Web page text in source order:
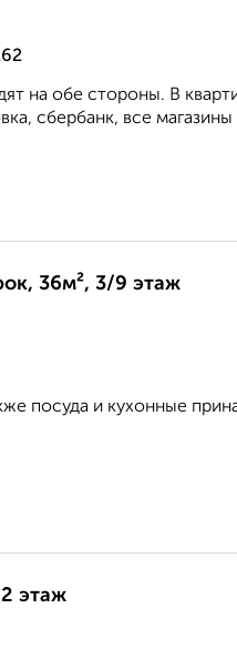
на обе стороны. В
сбербанк, все
36м², 3/9 этаж
посуда и кухонные
этаж